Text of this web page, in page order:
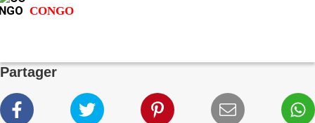
CONGO
Partager